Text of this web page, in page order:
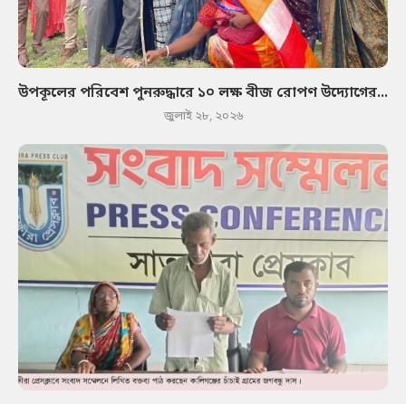
উপকূলের পরিবেশ পুনরুদ্ধারে ১০ লক্ষ বীজ রোপণ উদ্যোগের...
জুলাই ২৮, ২০২৬